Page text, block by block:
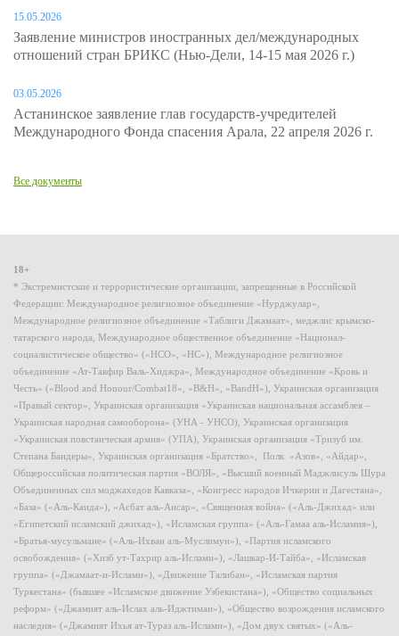
15.05.2026
Заявление министров иностранных дел/международных
отношений стран БРИКС (Нью-Дели, 14-15 мая 2026 г.)
03.05.2026
Астанинское заявление глав государств-учредителей
Международного Фонда спасения Арала, 22 апреля 2026 г.
Все документы
18+
* Экстремистские и террористические организации, запрещенные в Российской
Федерации: Международное религиозное объединение «Нурджулар»,
Международное религиозное объединение «Таблиги Джамаат», меджлис крымско-
татарского народа, Международное общественное объединение «Национал-
социалистическое общество» («НСО», «НС»), Международное религиозное
объединение «Ат-Такфир Валь-Хиджра», Международное объединение «Кровь и
Честь» («Blood and Honour/Combat18», «B&H», «BandH»), Украинская организация
«Правый сектор», Украинская организация «Украинская национальная ассамблея –
Украинская народная самооборона» (УНА - УНСО), Украинская организация
«Украинская повстанческая армия» (УПА), Украинская организация «Тризуб им.
Степана Бандеры», Украинская организация «Братство», Полк «Азов», «Айдар»,
Общероссийская политическая партия «ВОЛЯ», «Высший военный Маджлисуль Шура
Объединенных сил моджахедов Кавказа», «Конгресс народов Ичкерии и Дагестана»,
«База» («Аль-Каида»), «Асбат аль-Ансар», «Священная война» («Аль-Джихад» или
«Египетский исламский джихад»), «Исламская группа» («Аль-Гамаа аль-Исламия»),
«Братья-мусульмане» («Аль-Ихван аль-Муслимун»), «Партия исламского
освобождения» («Хизб ут-Тахрир аль-Ислами»), «Лашкар-И-Тайба», «Исламская
группа» («Джамаат-и-Ислами»), «Движение Талибан», «Исламская партия
Туркестана» (бывшее «Исламское движение Узбекистана»), «Общество социальных
реформ» («Джамият аль-Ислах аль-Иджтимаи»), «Общество возрождения исламского
наследия» («Джамият Ихья ат-Тураз аль-Ислами»), «Дом двух святых» («Аль-